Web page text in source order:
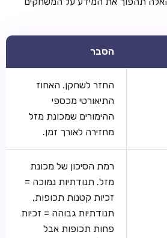
הסבר
החזר לשחקן. האחוז
התיאורטי מכספי
ההימורים שמכונת מזל
מחזירה לאורך זמן.
רמת הסיכון של מכונת
מזל. תנודתיות נמוכה =
זכיות קטנות תכופות,
תנודתיות גבוהה = זכיות
פחות תכופות אבל